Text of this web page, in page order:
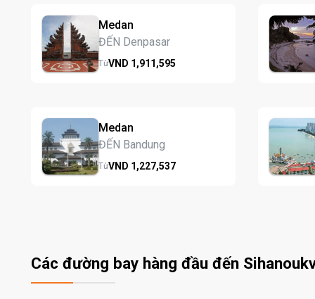
Medan
ĐẾN Denpasar
TừVND 1,911,595
Medan
ĐẾN Bandung
TừVND 1,227,537
Các đường bay hàng đầu đến